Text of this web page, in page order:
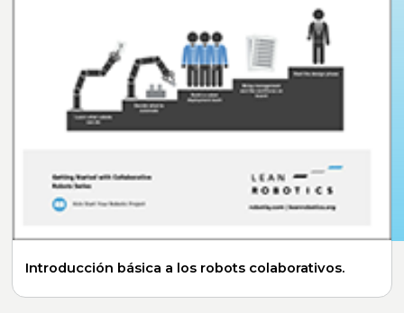
Introducción básica a los robots colaborativos.